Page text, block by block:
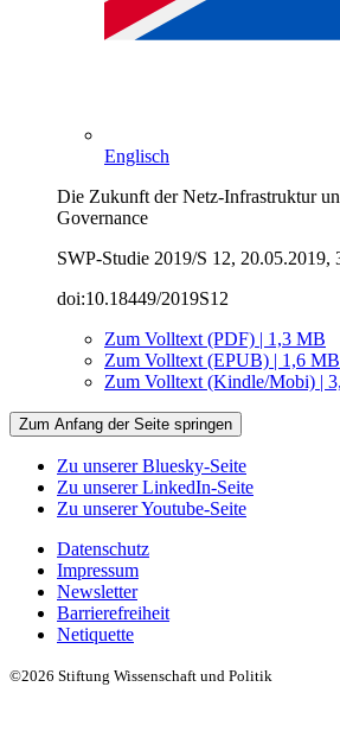
Englisch
Die Zukunft der Netz-Infrastruktur
Governance
SWP-Studie 2019/S 12, 20.05.2019,
doi:10.18449/2019S12
Zum Volltext (PDF) | 1,3 MB
Zum Volltext (EPUB) | 1,6 MB
Zum Volltext (Kindle/Mobi) |
Zum Anfang der Seite springen
Zu unserer Bluesky-Seite
Zu unserer LinkedIn-Seite
Zu unserer Youtube-Seite
Datenschutz
Impressum
Newsletter
Barrierefreiheit
Netiquette
©2026 Stiftung Wissenschaft und Politik